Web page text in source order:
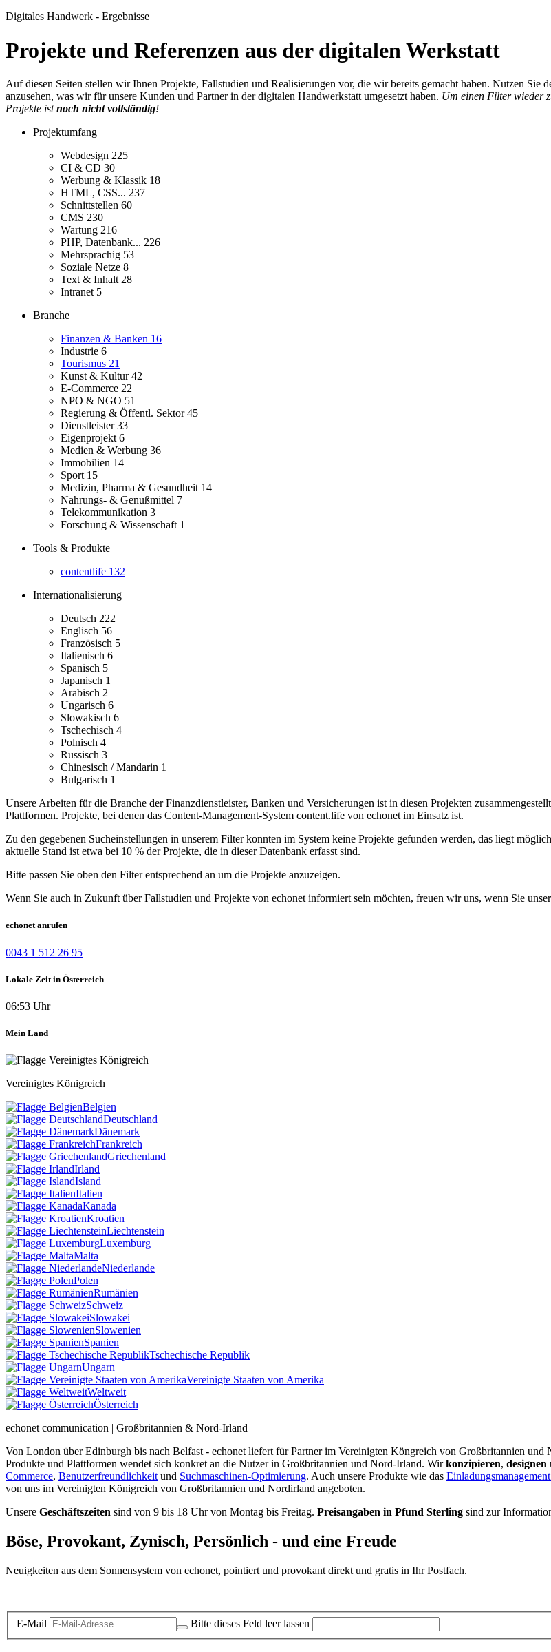
Digitales Handwerk - Ergebnisse
Projekte und Referenzen aus der digitalen Werkstatt
Auf diesen Seiten stellen wir Ihnen Projekte, Fallstudien und Realisierungen vor, die wir bereits gemacht haben. Nutzen Sie
anzusehen, was wir für unsere Kunden und Partner in der digitalen Handwerkstatt umgesetzt haben. Um einen Filter wieder
Projekte istnoch nicht vollständig!
Projektumfang
Webdesign 225
CI & CD 30
Werbung & Klassik 18
HTML, CSS... 237
Schnittstellen 60
CMS 230
Wartung 216
PHP, Datenbank... 226
Mehrsprachig 53
Soziale Netze 8
Text & Inhalt 28
Intranet 5
Branche
Finanzen & Banken 16
Industrie 6
Tourismus 21
Kunst & Kultur42
E-Commerce 22
NPO & NGO 51
Regierung & Öffentl. Sektor45
Dienstleister33
Eigenprojekt 6
Medien & Werbung 36
Immobilien 14
Sport 15
Medizin, Pharma & Gesundheit 14
Nahrungs- & Genußmittel 7
Telekommunikation 3
Forschung & Wissenschaft 1
Tools & Produkte
contentlife 132
Internationalisierung
Deutsch 222
Englisch 56
Französisch 5
Italienisch 6
Spanisch 5
Japanisch 1
Arabisch 2
Ungarisch 6
Slowakisch 6
Tschechisch 4
Polnisch 4
Russisch 3
Chinesisch / Mandarin 1
Bulgarisch 1
Unsere Arbeiten für die Branche der Finanzdienstleister, Banken und Versicherungen ist in diesen Projekten
Plattformen. Projekte, bei denen das Content-Management-System content.life von echonet im Einsatz ist.
Zu den gegebenen Sucheinstellungen in unserem Filter konnten im System keine Projekte gefunden werden, das liegt
aktuelle Stand ist etwa bei 10 % der Projekte, die in dieser Datenbank erfasst sind.
Bitte passen Sie oben den Filter entsprechend an um die Projekte anzuzeigen.
Wenn Sie auch in Zukunft über Fallstudien und Projekte von echonet informiert sein möchten, freuen wir uns, wenn Sie
echonet anrufen
0043 1 512 26 95
Lokale Zeit in Österreich
06:53 Uhr
Mein Land
Vereinigtes Königreich
Belgien
Deutschland
Dänemark
Frankreich
Griechenland
Irland
Island
Italien
Kanada
Kroatien
Liechtenstein
Luxemburg
Malta
Niederlande
Polen
Rumänien
Schweiz
Slowakei
Slowenien
Spanien
Tschechische Republik
Ungarn
Vereinigte Staaten von Amerika
Weltweit
Österreich
echonet communication | Großbritannien & Nord-Irland
Von London über Edinburgh bis nach Belfast - echonet liefert für Partner im Vereinigten Köngreich von Großbritannien
Produkte und Plattformen wendet sich konkret an die Nutzer in Großbritannien und Nord-Irland. Wirkonzipieren, designen
Commerce, Benutzerfreundlichkeit und Suchmaschinen-Optimierung. Auch unsere Produkte wie das
von uns im Vereinigten Königreich von Großbritannien und Nordirland angeboten.
Unsere Geschäftszeiten sind von 9 bis 18 Uhr von Montag bis Freitag. Preisangaben in Pfund Sterling sind zur
Böse, Provokant, Zynisch, Persönlich - und eine Freude
Neuigkeiten aus dem Sonnensystem von echonet, pointiert und provokant direkt und gratis in Ihr Postfach.
E-Mail Bitte dieses Feld leer lassen